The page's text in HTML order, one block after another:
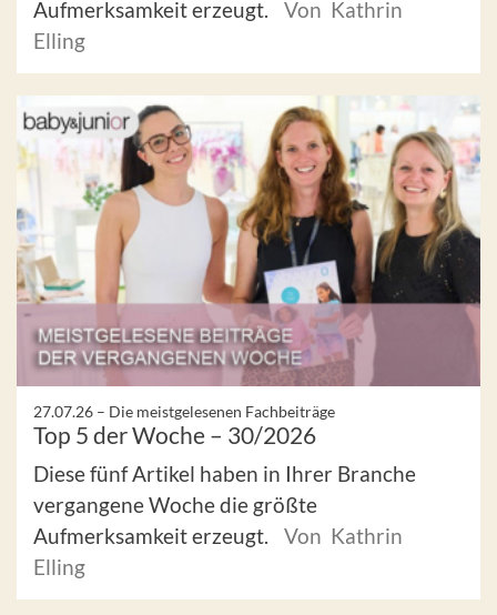
Aufmerksamkeit erzeugt.
Von Kathrin
Elling
27.07.26 – Die meistgelesenen Fachbeiträge
Top 5 der Woche – 30/2026
Diese fünf Artikel haben in Ihrer Branche
vergangene Woche die größte
Aufmerksamkeit erzeugt.
Von Kathrin
Elling